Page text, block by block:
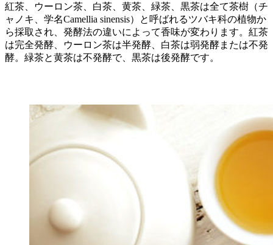
紅茶、ウーロン茶、白茶、黄茶、緑茶、黒茶は全て茶樹（チ
ャノキ、学名Camellia sinensis）と呼ばれるツバキ科の植物か
ら採取され、発酵法の違いによって香味が変わります。紅茶
は完全発酵、ウーロン茶は半発酵、白茶は弱発酵または不発
酵。緑茶と黄茶は不発酵で、黒茶は後発酵です。